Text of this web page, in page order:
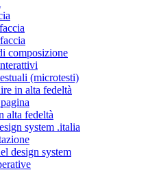
composizione
(microtesti)
in alta fedeltà
alta fedeltà
system .italia
design system